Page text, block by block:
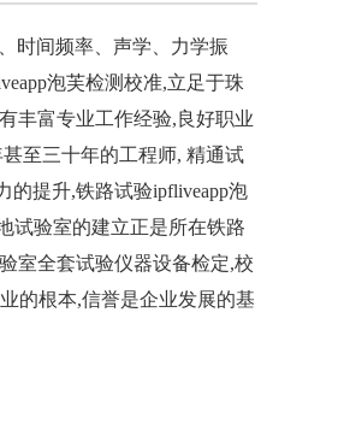
率、声学、力学振
泡芙检测校准,立足于珠
丰富专业工作经验,良好职业
至三十年的工程师, 精通试
力的提升,铁路试验ipfliveapp泡
试验室的建立正是所在铁路
验室全套试验仪器设备检定,校
的根本,信誉是企业发展的基